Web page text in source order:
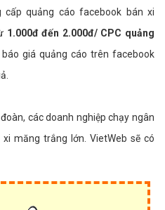
cấp quảng cáo facebook bán xi
1.000đ đến 2.000đ/ CPC quảng
báo giá quảng cáo trên facebook
các doanh nghiệp chạy ngân
măng trắng lớn. VietWeb sẽ có